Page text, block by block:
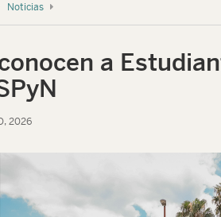
Noticias
a
2026